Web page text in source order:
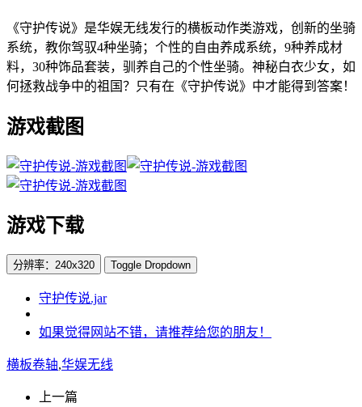
《守护传说》是华娱无线发行的横板动作类游戏，创新的坐骑
系统，教你驾驭4种坐骑；个性的自由养成系统，9种养成材
料，30种饰品套装，驯养自己的个性坐骑。神秘白衣少女，如
何拯救战争中的祖国？只有在《守护传说》中才能得到答案！
游戏截图
游戏下载
分辨率：240x320 Toggle Dropdown
守护传说.jar
如果觉得网站不错，请推荐给您的朋友！
横板卷轴,华娱无线
上一篇